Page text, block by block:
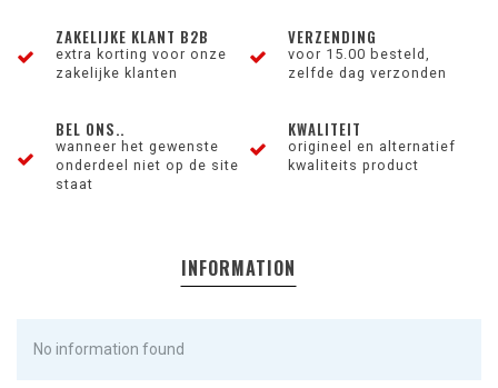
ZAKELIJKE KLANT B2B
extra korting voor onze
zakelijke klanten
VERZENDING
voor 15.00 besteld,
zelfde dag verzonden
BEL ONS..
wanneer het gewenste
onderdeel niet op de site
staat
KWALITEIT
origineel en alternatief
kwaliteits product
INFORMATION
No information found